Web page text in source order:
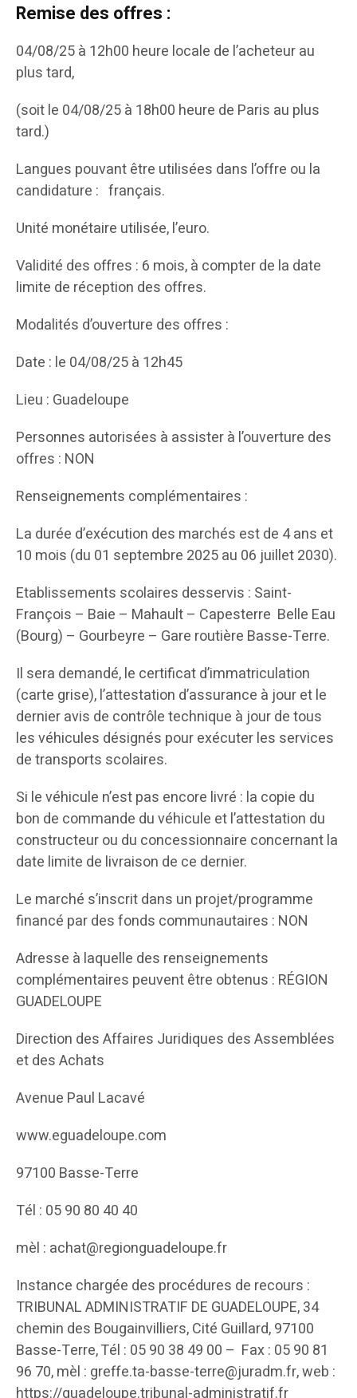
Remise des offres :
04/08/25 à 12h00 heure locale de l’acheteur au
plus tard,
(soit le 04/08/25 à 18h00 heure de Paris au plus
tard.)
Langues pouvant être utilisées dans l’offre ou la
candidature : français.
Unité monétaire utilisée, l’euro.
Validité des offres : 6 mois, à compter de la date
limite de réception des offres.
Modalités d’ouverture des offres :
Date : le 04/08/25 à 12h45
Lieu : Guadeloupe
Personnes autorisées à assister à l’ouverture des
offres : NON
Renseignements complémentaires :
La durée d’exécution des marchés est de 4 ans et
10 mois (du 01 septembre 2025 au 06 juillet 2030).
Etablissements scolaires desservis : Saint-
François – Baie – Mahault – Capesterre Belle Eau
(Bourg) – Gourbeyre – Gare routière Basse-Terre.
Il sera demandé, le certificat d’immatriculation
(carte grise), l’attestation d’assurance à jour et le
dernier avis de contrôle technique à jour de tous
les véhicules désignés pour exécuter les services
de transports scolaires.
Si le véhicule n’est pas encore livré : la copie du
bon de commande du véhicule et l’attestation du
constructeur ou du concessionnaire concernant la
date limite de livraison de ce dernier.
Le marché s’inscrit dans un projet/programme
financé par des fonds communautaires : NON
Adresse à laquelle des renseignements
complémentaires peuvent être obtenus : RÉGION
GUADELOUPE
Direction des Affaires Juridiques des Assemblées
et des Achats
Avenue Paul Lacavé
www.eguadeloupe.com
97100 Basse-Terre
Tél : 05 90 80 40 40
mèl : achat@regionguadeloupe.fr
Instance chargée des procédures de recours :
TRIBUNAL ADMINISTRATIF DE GUADELOUPE, 34
chemin des Bougainvilliers, Cité Guillard, 97100
Basse-Terre, Tél : 05 90 38 49 00 – Fax : 05 90 81
96 70, mèl : greffe.ta-basse-terre@juradm.fr, web :